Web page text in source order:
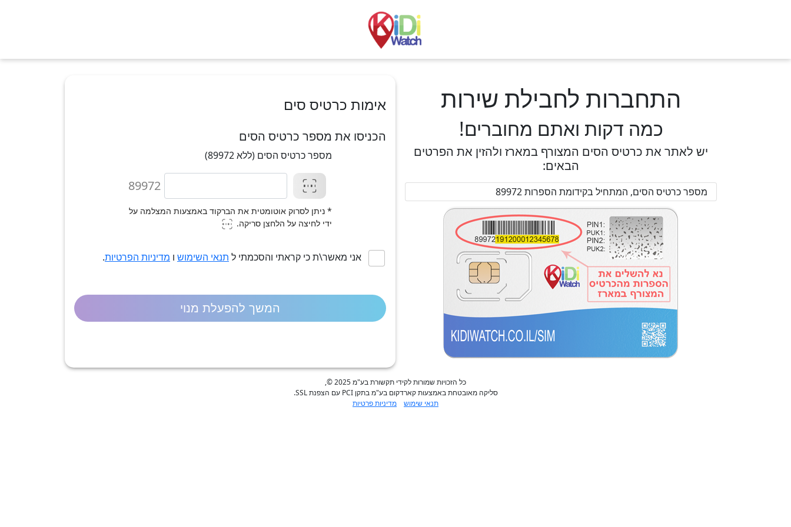
התחברות לחבילת שירות
כמה דקות ואתם מחוברים!
יש לאתר את כרטיס הסים המצורף במארז ולהזין את הפרטים
הבאים:
מספר כרטיס הסים, המתחיל בקידומת הספרות 89972
אימות כרטיס סים
הכניסו את מספר כרטיס הסים
מספר כרטיס הסים (ללא 89972)
89972
* ניתן לסרוק אוטומטית את הברקוד באמצעות המצלמה על
ידי לחיצה על הלחצן סריקה.
אני מאשר\ת כי קראתי והסכמתי ל תנאי השימוש ו מדיניות הפרטיות.
המשך להפעלת מנוי
כל הזכויות שמורות לקידי תקשורת בע"מ 2025 ©,
סליקה מאובטחת באמצעות קארדקום בע"מ בתקן PCI עם הצפנת SSL.
תנאי שימוש
מדיניות פרטיות